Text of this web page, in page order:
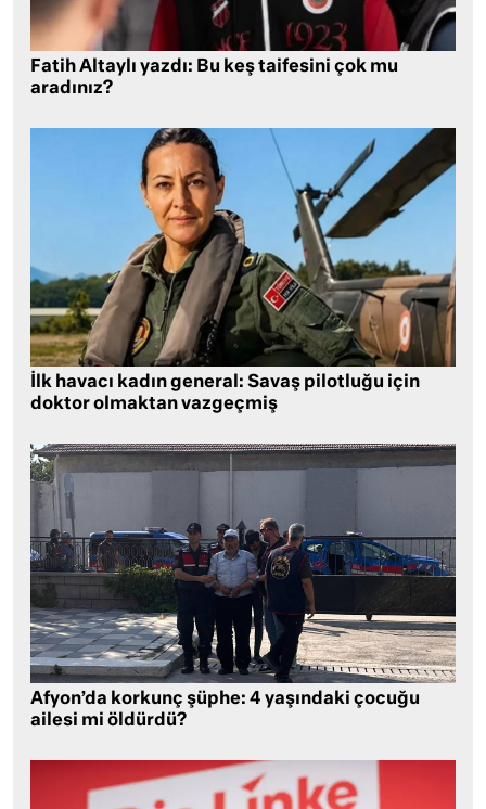
Fatih Altaylı yazdı: Bu keş taifesini çok mu
aradınız?
İlk havacı kadın general: Savaş pilotluğu için
doktor olmaktan vazgeçmiş
Afyon’da korkunç şüphe: 4 yaşındaki çocuğu
ailesi mi öldürdü?